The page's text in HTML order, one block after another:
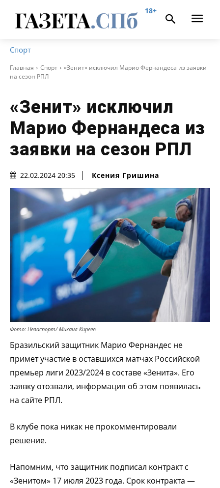
18+
Спорт
Главная Спорт
«Зенит» исключил Марио Фернандеса из заявки
на сезон РПЛ
«Зенит» исключил
Марио Фернандеса из
заявки на сезон РПЛ
22.02.2024 20:35 Ксения Гришина
Фото: Неваспорт/ Михаил Киреев
Бразильский защитник Марио Фернандес не
примет участие в оставшихся матчах Российской
премьер лиги 2023/2024 в составе «Зенита». Его
заявку отозвали, информация об этом появилась
на сайте РПЛ.
В клубе пока никак не прокомментировали
решение.
Напомним, что защитник подписал контракт с
«Зенитом» 17 июля 2023 года. Срок контракта —